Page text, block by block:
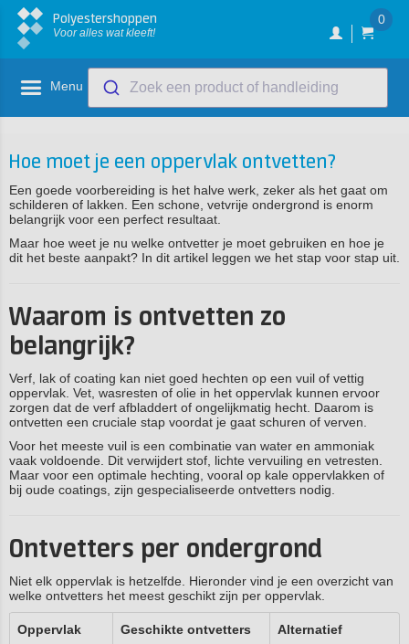
Polyestershoppen
Voor alles wat kleeft!
0
Menu Zoek een product of handleiding
Hoe moet je een oppervlak ontvetten?
Een goede voorbereiding is het halve werk, zeker als het gaat om
schilderen of lakken. Een schone, vetvrije ondergrond is enorm
belangrijk voor een perfect resultaat.
Maar hoe weet je nu welke ontvetter je moet gebruiken en hoe je
dit het beste aanpakt? In dit artikel leggen we het stap voor stap uit.
Waarom is ontvetten zo
belangrijk?
Verf, lak of coating kan niet goed hechten op een vuil of vettig
oppervlak. Vet, wasresten of olie in het oppervlak kunnen ervoor
zorgen dat de verf afbladdert of ongelijkmatig hecht. Daarom is
ontvetten een cruciale stap voordat je gaat schuren of verven.
Voor het meeste vuil is een combinatie van water en ammoniak
vaak voldoende. Dit verwijdert stof, lichte vervuiling en vetresten.
Maar voor een optimale hechting, vooral op kale oppervlakken of
bij oude coatings, zijn gespecialiseerde ontvetters nodig.
Ontvetters per ondergrond
Niet elk oppervlak is hetzelfde. Hieronder vind je een overzicht van
welke ontvetters het meest geschikt zijn per oppervlak.
Oppervlak Geschikte ontvetters Alternatief